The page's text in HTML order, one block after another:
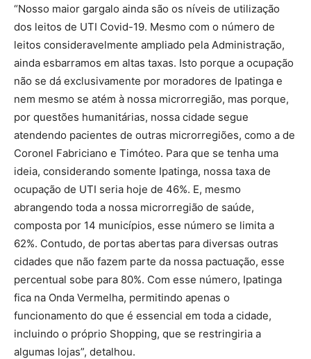
“Nosso maior gargalo ainda são os níveis de utilização
dos leitos de UTI Covid-19. Mesmo com o número de
leitos consideravelmente ampliado pela Administração,
ainda esbarramos em altas taxas. Isto porque a ocupação
não se dá exclusivamente por moradores de Ipatinga e
nem mesmo se atém à nossa microrregião, mas porque,
por questões humanitárias, nossa cidade segue
atendendo pacientes de outras microrregiões, como a de
Coronel Fabriciano e Timóteo. Para que se tenha uma
ideia, considerando somente Ipatinga, nossa taxa de
ocupação de UTI seria hoje de 46%. E, mesmo
abrangendo toda a nossa microrregião de saúde,
composta por 14 municípios, esse número se limita a
62%. Contudo, de portas abertas para diversas outras
cidades que não fazem parte da nossa pactuação, esse
percentual sobe para 80%. Com esse número, Ipatinga
fica na Onda Vermelha, permitindo apenas o
funcionamento do que é essencial em toda a cidade,
incluindo o próprio Shopping, que se restringiria a
algumas lojas”, detalhou.